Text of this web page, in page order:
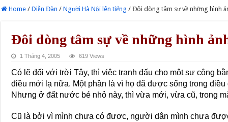
Home / Diễn Đàn / Người Hà Nội lên tiếng / Đôi dòng tâm sự về những hình
Đôi dòng tâm sự về những hình
1 Tháng 4, 2005 619 Views
Có lẽ đối với trời Tây, thì việc tranh đấu cho một sự công
điều mới lạ nữa. Một phần là vì họ đã được sống trong
Nhưng ở đất nước bé nhỏ này, thì vừa mới, vừa cũ, trong
Cũ là bởi vì mình chưa có đươc, người dân mình chưa